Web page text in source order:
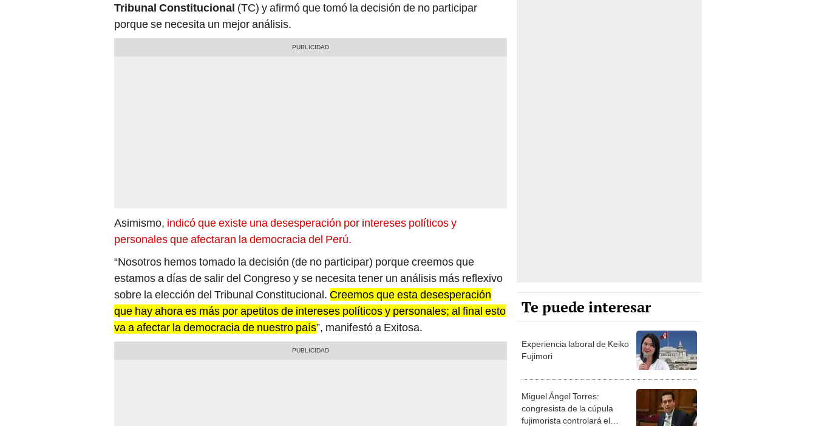
Tribunal Constitucional (TC) y afirmó que tomó la decisión de no participar
porque se necesita un mejor análisis.
Asimismo, indicó que existe una desesperación por intereses políticos y
personales que afectaran la democracia del Perú.
“Nosotros hemos tomado la decisión (de no participar) porque creemos que
estamos a días de salir del Congreso y se necesita tener un análisis más reflexivo
sobre la elección del Tribunal Constitucional. Creemos que esta desesperación
que hay ahora es más por apetitos de intereses políticos y personales; al final esto
va a afectar la democracia de nuestro país”, manifestó a Exitosa.
Te puede interesar
Experiencia laboral de Keiko
Fujimori
Miguel Ángel Torres:
congresista de la cúpula
fujimorista controlará el